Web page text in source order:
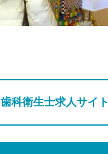
歯科衛生士求人サイト